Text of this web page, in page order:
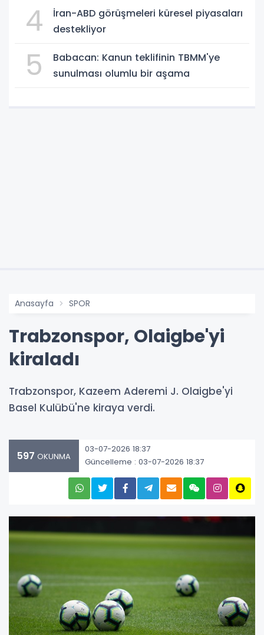
4
İran-ABD görüşmeleri küresel piyasaları
destekliyor
5
Babacan: Kanun teklifinin TBMM'ye
sunulması olumlu bir aşama
Anasayfa SPOR
Trabzonspor, Olaigbe'yi
kiraladı
Trabzonspor, Kazeem Aderemi J. Olaigbe'yi
Basel Kulübü'ne kiraya verdi.
597 OKUNMA
03-07-2026 18:37
Güncelleme : 03-07-2026 18:37